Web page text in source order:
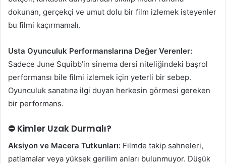
dokunan, gerçekçi ve umut dolu bir film izlemek isteyenler
bu filmi kaçırmamalı.
Usta Oyunculuk Performanslarına Değer Verenler:
Sadece June Squibb’in sinema dersi niteliğindeki başrol
performansı bile filmi izlemek için yeterli bir sebep.
Oyunculuk sanatına ilgi duyan herkesin görmesi gereken
bir performans.
⛔ Kimler Uzak Durmalı?
Aksiyon ve Macera Tutkunları: Filmde takip sahneleri,
patlamalar veya yüksek gerilim anları bulunmuyor. Düşük